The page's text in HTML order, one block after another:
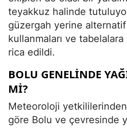
teyakkuz halinde
güzergah yerine alternatif
kullanmaları ve tabelalara
rica edildi.
BOLU GENELINDE
MI?
Meteoroloji
göre Bolu ve çevresinde